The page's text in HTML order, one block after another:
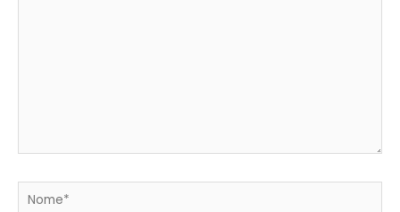
Nome*